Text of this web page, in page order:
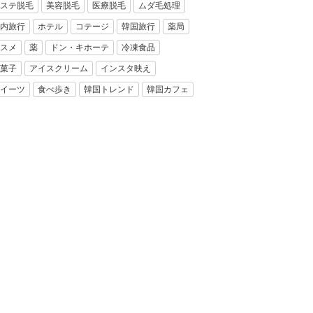
テ脱毛 美容脱毛 医療脱毛 ムダ毛処理
旅行 ホテル コテージ 韓国旅行 薬局
メ 薬 ドン・キホーテ 冷凍食品
子 アイスクリーム インスタ映え
ーツ 食べ歩き 韓国トレンド 韓国カフェ